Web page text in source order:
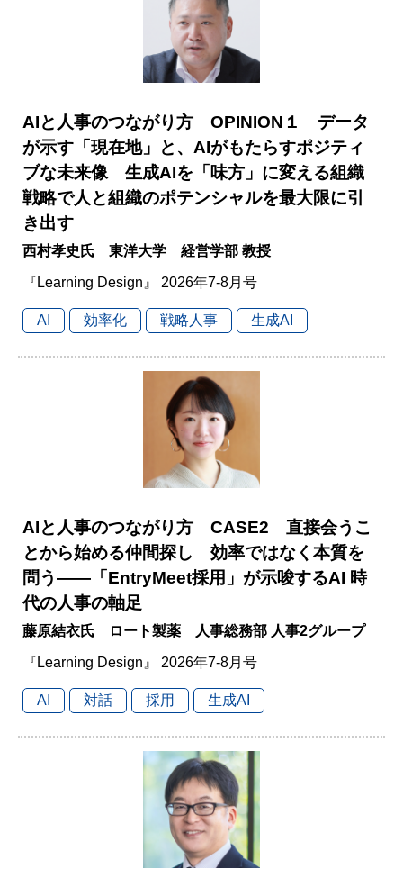
AIと人事のつながり方 OPINION１ データ
が示す「現在地」と、AIがもたらすポジティ
ブな未来像 生成AIを「味方」に変える組織
戦略で人と組織のポテンシャルを最大限に引
き出す
西村孝史氏 東洋大学 経営学部 教授
『Learning Design』 2026年7-8月号
AI 効率化 戦略人事 生成AI
AIと人事のつながり方 CASE2 直接会うこ
とから始める仲間探し 効率ではなく本質を
問う――「EntryMeet採用」が示唆するAI 時
代の人事の軸足
藤原結衣氏 ロート製薬 人事総務部 人事2グループ
『Learning Design』 2026年7-8月号
AI 対話 採用 生成AI